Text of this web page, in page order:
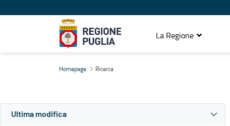
La Regione
Homepage Ricerca
Ultima modifica